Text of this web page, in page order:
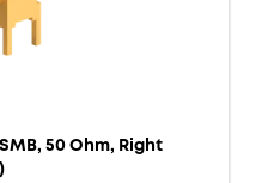
50 Ohm, Right